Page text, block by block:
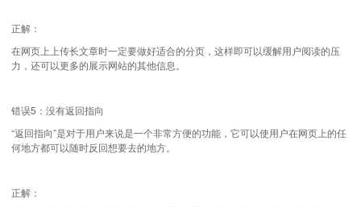
正解：
在网页上上传长文章时一定要做好适合的分页，这样即可以缓解用户阅读的压
力，还可以更多的展示网站的其他信息。
错误5：没有返回指向
“返回指向”是对于用户来说是一个非常方便的功能，它可以使用户在网页上的任
何地方都可以随时反回想要去的地方。
正解：